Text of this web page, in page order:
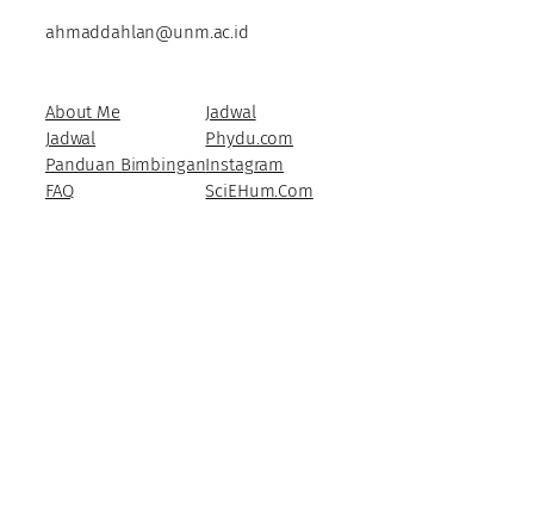
ahmaddahlan@unm.ac.id
About Me
Jadwal
Panduan Bimbingan
FAQ
Jadwal
Phydu.com
Instagram
SciEHum.Com